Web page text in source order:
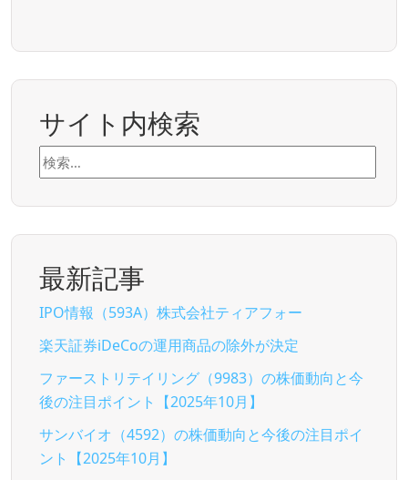
サイト内検索
検
索:
最新記事
IPO情報（593A）株式会社ティアフォー
楽天証券iDeCoの運用商品の除外が決定
ファーストリテイリング（9983）の株価動向と今
後の注目ポイント【2025年10月】
サンバイオ（4592）の株価動向と今後の注目ポイ
ント【2025年10月】